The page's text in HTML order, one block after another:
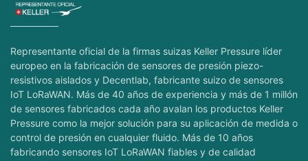
Representante oficial de la firmas suizas Keller Pressure líder
europeo en la fabricación de sensores de presión piezo-
resistivos aislados y Decentlab, fabricante suizo de sensores
IoT LoRaWAN. Más de 40 años de experiencia y más de 1 millón
de sensores fabricados cada año avalan los productos Keller
Pressure como la mejor solución para su aplicación de medida o
control de presión en cualquier fluido. Más de 10 años
fabricando sensores IoT LoRaWAN fiables y de calidad